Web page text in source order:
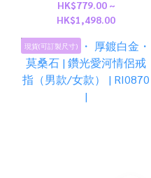
女款） | BR1191 |
HK$779.00 ~
HK$1,498.00
現貨(可訂製尺寸)